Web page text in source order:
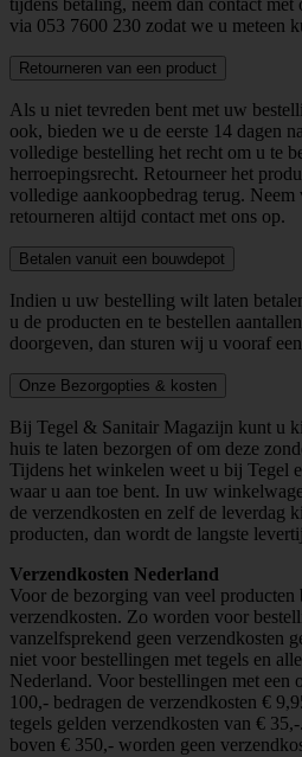
tijdens betaling, neem dan contact
via 053 7600 230 zodat we u meteen
Retourneren van een product
Als u niet tevreden bent met uw
ook, bieden we u de eerste 14 dagen
volledige bestelling het recht om u te
herroepingsrecht. Retourneer het
volledige aankoopbedrag terug. Neem
retourneren altijd contact met ons op.
Betalen vanuit een bouwdepot
Indien u uw bestelling wilt laten
u de producten en te bestellen
doorgeven, dan sturen wij u vooraf
Onze Bezorgopties & kosten
Bij Tegel & Sanitair Magazijn kunt u
huis te laten bezorgen of om deze
Tijdens het winkelen weet u bij Tegel
waar u aan toe bent. In uw
de verzendkosten en zelf de leverdag
producten, dan wordt de langste
Verzendkosten Nederland
Voor de bezorging van veel
verzendkosten. Zo worden voor
vanzelfsprekend geen verzendkosten
niet voor bestellingen met tegels en
Nederland. Voor bestellingen met een
100,- bedragen de verzendkosten €
tegels gelden verzendkosten van €
boven € 350,- worden geen